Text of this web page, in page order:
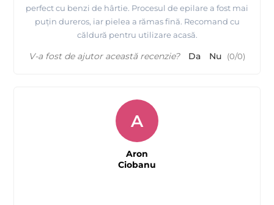
perfect cu benzi de hârtie. Procesul de epilare a fost mai
puțin dureros, iar pielea a rămas fină. Recomand cu
căldură pentru utilizare acasă.
V-a fost de ajutor această recenzie? Da Nu (0/0)
A
Aron
Ciobanu